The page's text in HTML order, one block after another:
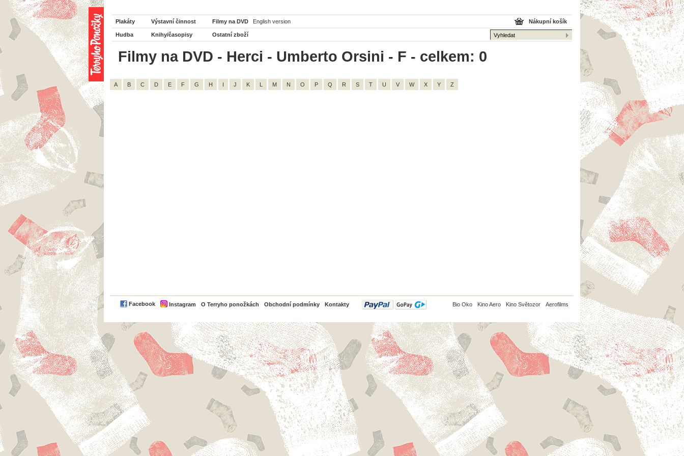
Plakáty Výstavní činnost Filmy na DVD English version
Hudba Knihy/časopisy Ostatní zboží
Nákupní košík
Filmy na DVD - Herci - Umberto Orsini - F - celkem: 0
A B C D E F G H I J K L M N O P Q R S T U V W X Y Z
Facebook Instagram O Terryho ponožkách Obchodní podmínky Kontakty
PayPal Bio Oko Kino Aero Kino Světozor Aerofilms